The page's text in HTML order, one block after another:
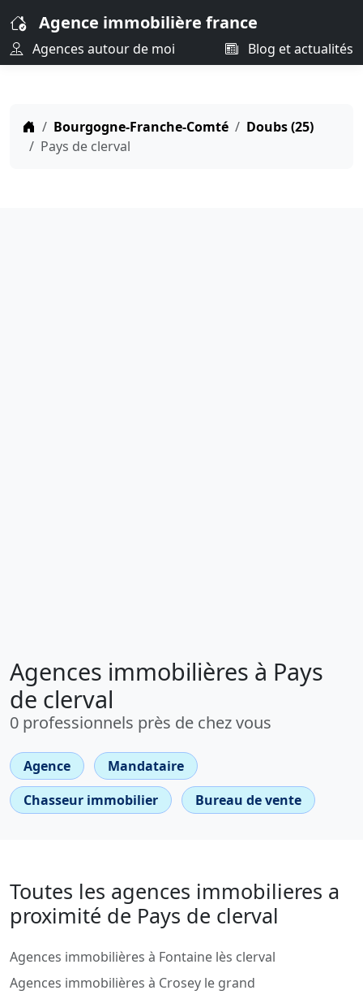
Agence immobilière france
Agences autour de moi Blog et actualités
Bourgogne-Franche-Comté
Doubs (25)
Pays de clerval
Agences immobilières à Pays
de clerval
0 professionnels près de chez vous
Agence
Mandataire
Chasseur immobilier
Bureau de vente
Toutes les agences immobilieres a
proximité de Pays de clerval
Agences immobilières à Fontaine lès clerval
Agences immobilières à Crosey le grand